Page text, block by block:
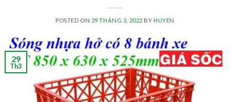
POSTED ON 29 THÁNG 3, 2022 BY HUYEN
29
Th3